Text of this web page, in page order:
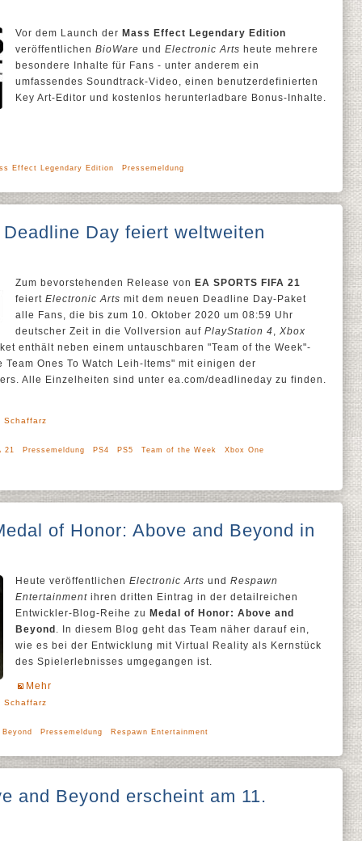
Vor dem Launch der Mass Effect Legendary Edition
veröffentlichen BioWare und Electronic Arts heute mehrere
besondere Inhalte für Fans - unter anderem ein
umfassendes Soundtrack-Video, einen benutzerdefinierten
Key Art-Editor und kostenlos herunterladbare Bonus-Inhalte.
Effect Legendary Edition Pressemeldung
Day feiert weltweiten
Zum bevorstehenden Release von EA SPORTS FIFA 21
feiert Electronic Arts mit dem neuen Deadline Day-Paket
alle Fans, die bis zum 10. Oktober 2020 um 08:59 Uhr
deutscher Zeit in die Vollversion auf PlayStation 4, Xbox
enthält neben einem untauschbaren "Team of the Week"-
Ones To Watch Leih-Items" mit einigen der
Alle Einzelheiten sind unter ea.com/deadlineday zu finden.
Schaffarz
21 Pressemeldung PS4 PS5 Team of the Week Xbox One
of Honor: Above and Beyond in
Heute veröffentlichen Electronic Arts und Respawn
Entertainment ihren dritten Eintrag in der detailreichen
Entwickler-Blog-Reihe zu Medal of Honor: Above and
Beyond . In diesem Blog geht das Team näher darauf ein,
wie es bei der Entwicklung mit Virtual Reality als Kernstück
des Spielerlebnisses umgegangen ist.
Mehr
Schaffarz
Pressemeldung Respawn Entertainment
and Beyond erscheint am 11.